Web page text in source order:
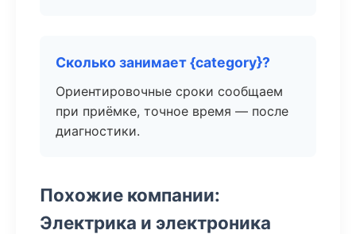
Сколько занимает {category}?
Ориентировочные сроки сообщаем
при приёмке, точное время — после
диагностики.
Похожие компании:
Электрика и электроника